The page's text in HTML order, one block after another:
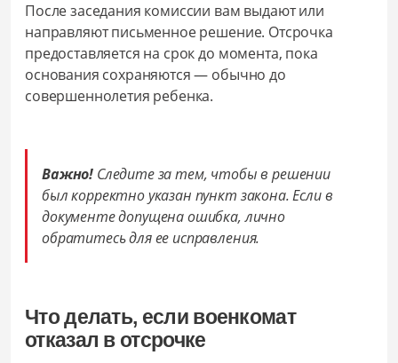
После заседания комиссии вам выдают или
направляют письменное решение. Отсрочка
предоставляется на срок до момента, пока
основания сохраняются — обычно до
совершеннолетия ребенка.
Важно! Следите за тем, чтобы в решении
был корректно указан пункт закона. Если в
документе допущена ошибка, лично
обратитесь для ее исправления.
Что делать, если военкомат
отказал в отсрочке